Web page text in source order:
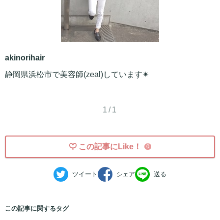
akinorihair
静岡県浜松市で美容師(zeal)しています✴︎
1/1
この記事にLike！ 0
ツイート シェア 送る
この記事に関するタグ